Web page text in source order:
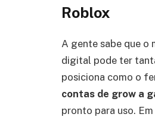
Roblox
A gente sabe que o
digital pode ter
posiciona como o
contas de grow a
pronto para uso.